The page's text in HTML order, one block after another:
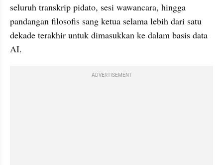
seluruh transkrip pidato, sesi wawancara, hingga
pandangan filosofis sang ketua selama lebih dari satu
dekade terakhir untuk dimasukkan ke dalam basis data
AI.
ADVERTISEMENT